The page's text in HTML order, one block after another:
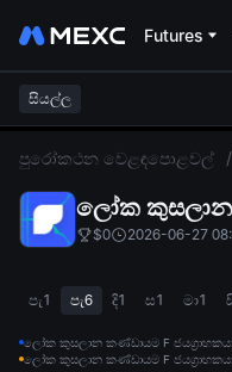
Futures
සියල්ල
පුරෝකථන වෙළඳපොළවල් /
ලෝක කුසලාන
$0 2026-06-27
පැ1 පැ6 දි1 ස1 මා1
ලෝක කුසලාන කණ්ඩායම F
ලෝක කුසලාන කණ්ඩායම F